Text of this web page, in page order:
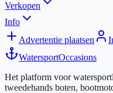
Verkopen
Info
Advertentie plaatsen
WatersportOccasions
Het platform voor
tweedehands boten,